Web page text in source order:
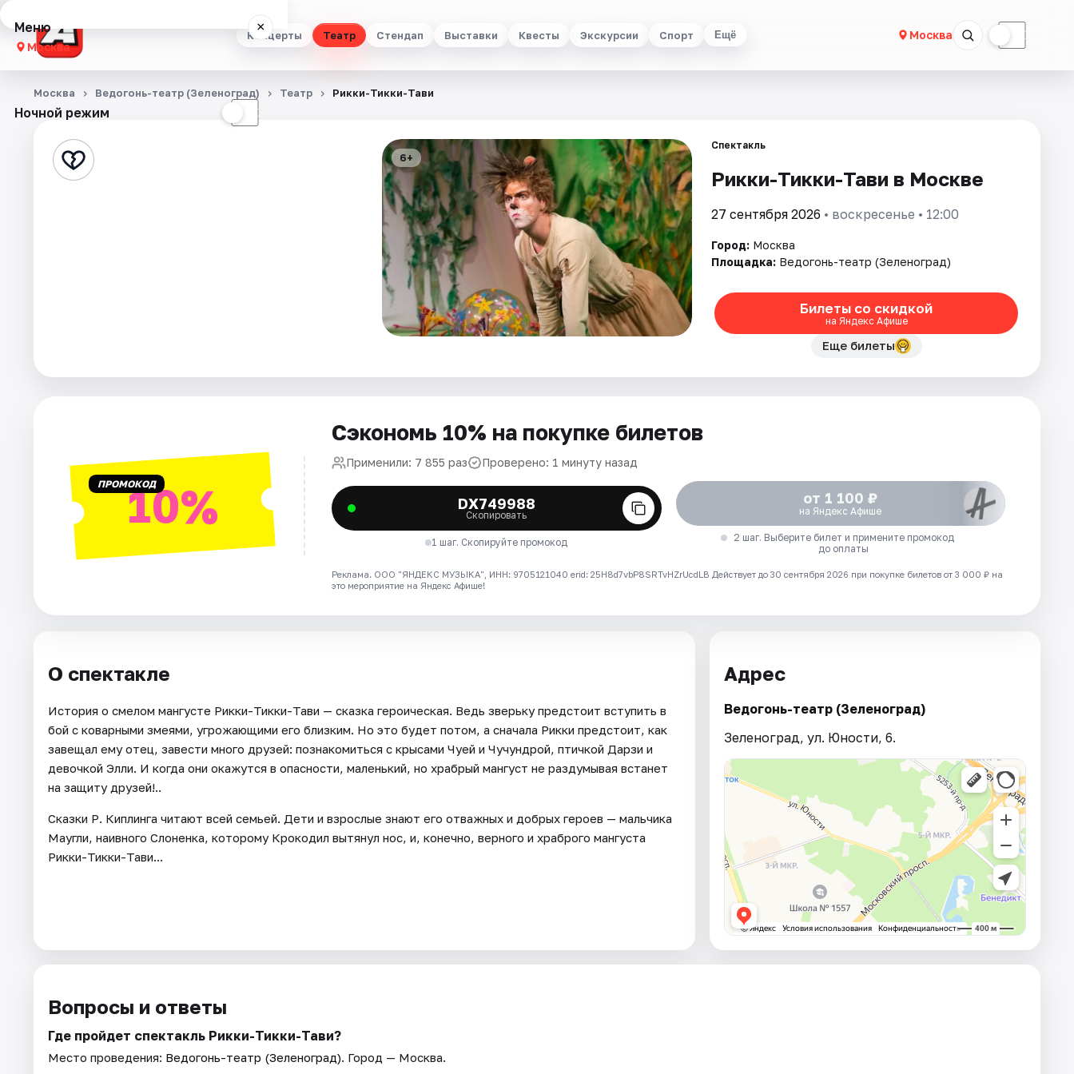
Концерты Театр Стендап Выставки Квесты Экскурсии Спорт Ещё Москва ☾
Меню ×
Москва
Концерты
Стендап
Артисты
Ночной режим ☾
Москва Ведогонь-театр (Зеленоград) Театр Рикки-Тикки-Тави
6+
Спектакль
Рикки-Тикки-Тави в Москве
27 сентября 2026 • воскресенье • 12:00
Город: Москва
Площадка: Ведогонь-театр (Зеленоград)
Билеты со скидкой
на Яндекс Афише
Еще билеты
ПРОМОКОД10%
Сэкономь 10% на покупке билетов
Применили: 7 855 раз Проверено: 1 минуту назад
DX749988
Скопировать
1 шаг. Скопируйте промокод
от 1 100 ₽
на Яндекс Афише
2 шаг. Выберите билет и примените промокод
до оплаты
Реклама. ООО "ЯНДЕКС МУЗЫКА", ИНН: 9705121040 erid: 25H8d7vbP8SRTvHZrUcdLB Действует до 30 сентября 2026 при покупке билетов от 3 000 ₽ на
это мероприятие на Яндекс Афише!
О спектакле
История о смелом мангусте Рикки-Тикки-Тави — сказка героическая. Ведь зверьку предстоит вступить в
бой с коварными змеями, угрожающими его близким. Но это будет потом, а сначала Рикки предстоит, как
завещал ему отец, завести много друзей: познакомиться с крысами Чуей и Чучундрой, птичкой Дарзи и
девочкой Элли. И когда они окажутся в опасности, маленький, но храбрый мангуст не раздумывая встанет
на защиту друзей!..
Сказки Р. Киплинга читают всей семьей. Дети и взрослые знают его отважных и добрых героев — мальчика
Маугли, наивного Слоненка, которому Крокодил вытянул нос, и, конечно, верного и храброго мангуста
Рикки-Тикки-Тави...
Адрес
Ведогонь-театр (Зеленоград)
Зеленоград, ул. Юности, 6.
Вопросы и ответы
Где пройдет спектакль Рикки-Тикки-Тави?
Место проведения: Ведогонь-театр (Зеленоград). Город — Москва.